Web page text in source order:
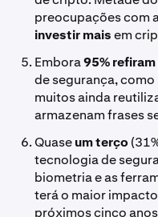
preocupações com
investir maisem
Embora95% refiram
de segurança,
muitos ainda
armazenam frases
Quaseum terço
tecnologia de
biometria e as
terá o maior
próximos cinco